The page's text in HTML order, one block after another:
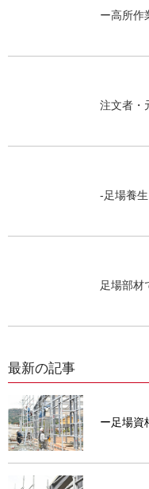
ー高所作
注文者・
-足場養
足場部材
最新の記事
ー足場資